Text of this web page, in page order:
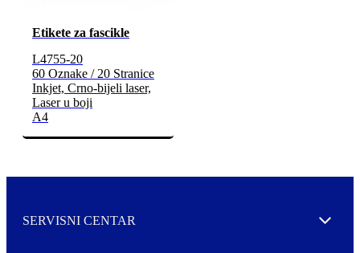
Etikete za fascikle
L4755-20
60 Oznake / 20 Stranice
Inkjet, Crno-bijeli laser,
Laser u boji
A4
SERVISNI CENTAR Expand